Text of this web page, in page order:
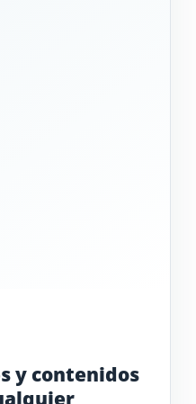
y contenidos